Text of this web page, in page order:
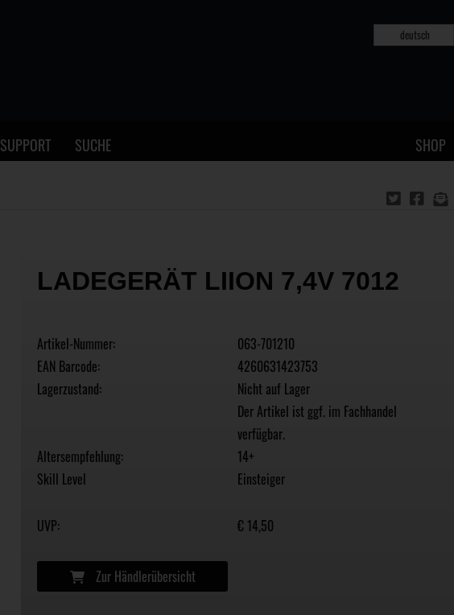
deutsch
SUPPORT SUCHE SHOP
LADEGERÄT LIION 7,4V 7012
Artikel-Nummer:
063-701210
EAN Barcode:
4260631423753
Lagerzustand:
Nicht auf Lager
Der Artikel ist ggf. im Fachhandel
verfügbar.
Altersempfehlung:
14+
Skill Level
Einsteiger
UVP: € 14,50
Zur Händlerübersicht